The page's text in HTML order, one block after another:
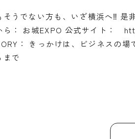
うでない方も、いざ横浜へ‼ 是
ら： お城EXPO 公式サイト：
：
きっかけは、ビジネスの
まで